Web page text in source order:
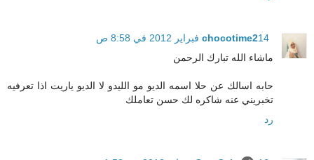
chocotime214 فبراير 2012 في 8:58 ص
ماشاء الله تبارك الرحمن
حابه اسالك عن حلا اسمه الديو مو الليدو لا الديو ياريت اذا تعرفيه
تخبريني عنه شاكره لك حسن تعاملك
رد